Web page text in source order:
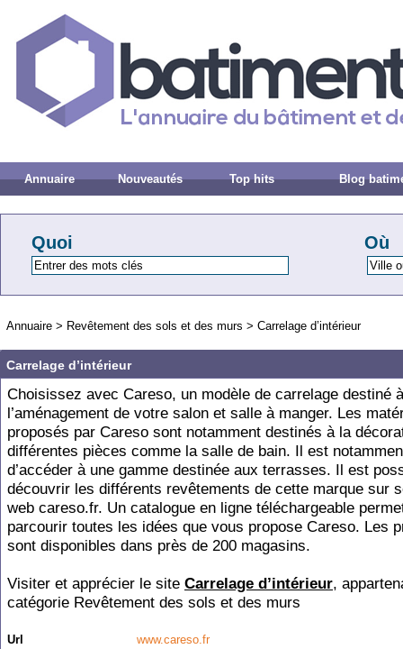
Annuaire Nouveautés Top hits Blog
Quoi Où
Annuaire > Revêtement des sols et des murs > Carrelage d’intérieur
Carrelage d’intérieur
Choisissez avec Careso, un modèle de carrelage destiné à
l’aménagement de votre salon et salle à manger. Les
proposés par Careso sont notamment destinés à la
différentes pièces comme la salle de bain. Il est
d’accéder à une gamme destinée aux terrasses. Il est
découvrir les différents revêtements de cette marque sur
web careso.fr. Un catalogue en ligne téléchargeable
parcourir toutes les idées que vous propose Careso. Les
sont disponibles dans près de 200 magasins.
Visiter et apprécier le site Carrelage d’intérieur,
catégorie Revêtement des sols et des murs
Url
www.careso.fr